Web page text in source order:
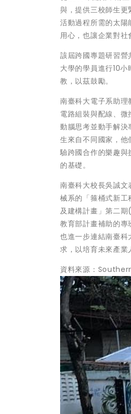
與，提供三校師生
活動過程所需的太
用心，也讓企業對社
該屆跨國專題研習
大學的學員進行10
教，以茲鼓勵。
南臺科大電子系助理
電路組裝與配線、
動腦思考並動手解
生來自不同國家，
驗跨國合作的樂趣
的基礎。
南臺科大校長吳誠
械系的「箍桶式新
及建構計畫」第二期
教育部計畫補助的
也進一步連結南臺
求，以培育未來產業
資料來源：